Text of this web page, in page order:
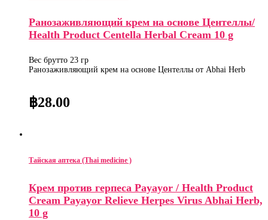
Ранозаживляющий крем на основе Центеллы/
Health Product Centella Herbal Cream 10 g
Вес брутто 23 гр
Ранозаживляющий крем на основе Центеллы от Abhai Herb
฿28.00
Тайская аптека (Thai medicine )
Крем против герпеса Payayor / Health Product
Cream Payayor Relieve Herpes Virus Abhai Herb,
10 g